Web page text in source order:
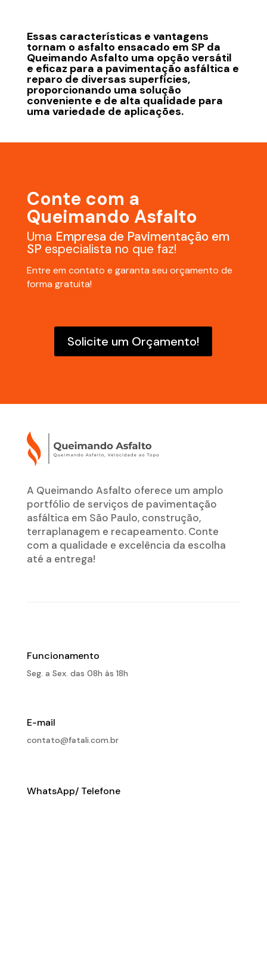
Essas características e vantagens
tornam o asfalto ensacado em SP da
Queimando Asfalto uma opção versátil
e eficaz para a pavimentação asfáltica e
reparo de diversas superfícies,
proporcionando uma solução
conveniente e de alta qualidade para
uma variedade de aplicações.
Conte com a
Queimando Asfalto
Uma Empresa de Pavimentação em
SP especialista no que faz!
Entre em contato e garanta seu orçamento de
forma gratuita!
Solicite um Orçamento!
A Queimando Asfalto oferece um amplo
portfólio de serviços de pavimentação
asfáltica em São Paulo, construção,
terraplanagem e recapeamento. Conte
com a qualidade e excelência da escolha
até a entrega!
Funcionamento
Seg. a Sex. das 08h às 18h
E-mail
contato@fatali.com.br
WhatsApp/ Telefone